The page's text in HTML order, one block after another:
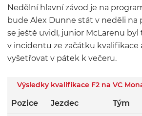
Nedělní hlavní závod je na
bude Alex Dunne stát v neděli na
se ještě uvidí, junior McLarenu
v incidentu ze začátku kvalifikace
vyšetřovat v pátek k večeru.
Výsledky kvalifikace F2 na VC
Pozice Jezdec Tým